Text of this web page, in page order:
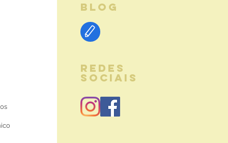
BLOG
REDES
SOCIAIS